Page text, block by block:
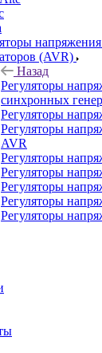
(AVR)
Назад
Регуляторы
синхронных
Регуляторы
Регуляторы
AVR
Регуляторы
Регуляторы
Регуляторы
Регуляторы
Регуляторы